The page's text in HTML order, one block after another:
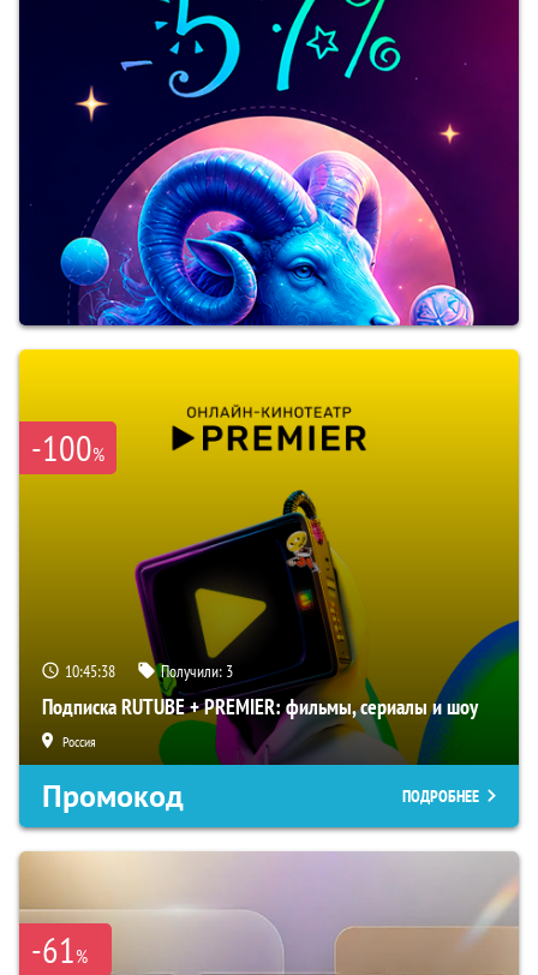
-100%
10:45:37 Получили: 3
Подписка RUTUBE + PREMIER: фильмы, сериалы и шоу
Россия
Промокод ПОДРОБНЕЕ
-61%